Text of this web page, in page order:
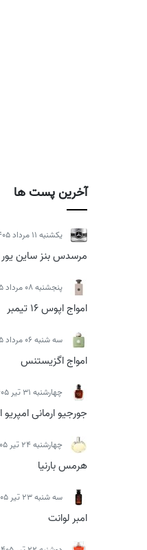
آخرین پست ها
يكشنبه 11 مرداد 1405
مرسدس بنز ساین یور
پنجشنبه 08 مرداد 1405
امواج اپوس 16 تیمبر
سه شنبه 06 مرداد 1405
امواج اگزیستنس
چهارشنبه 31 تیر 1405
جورجیو ارمانی امپریو
چهارشنبه 24 تیر 1405
هرمس بارنیا
سه شنبه 23 تیر 1405
امبر لوانت